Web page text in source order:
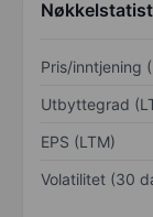
Pris/inntjening
Utbyttegrad
EPS (LTM)
Volatilitet (30